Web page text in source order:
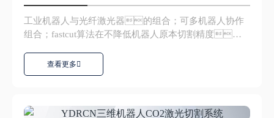
工业机器人与光纤激光器的组合；可多机器人协作
组合；fastcut算法在不降低机器人原本切割精度的
查看更多